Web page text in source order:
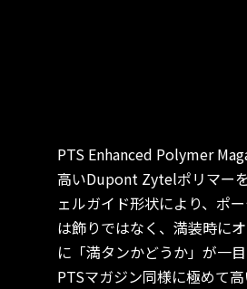
PTS Enhanced Polymer
高いDupont Zytelポリマー
ェルガイド形状により、ポ
は飾りではなく、満装時に
に「満タンかどうか」が一
PTSマガジン同様に極めて